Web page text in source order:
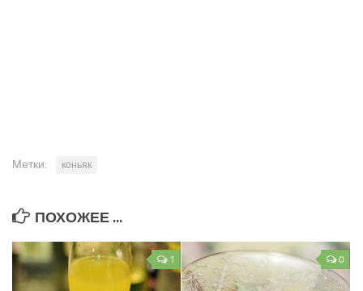
Метки: коньяк
ПОХОЖЕЕ ...
1 0